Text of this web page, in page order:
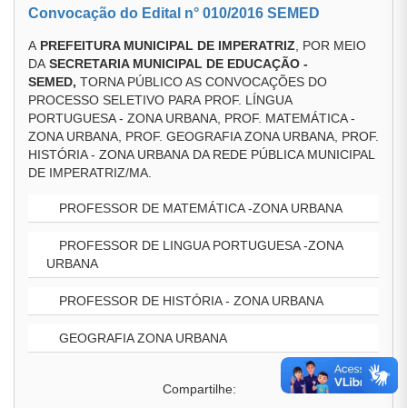
Convocação do Edital n° 010/2016 SEMED
A PREFEITURA MUNICIPAL DE IMPERATRIZ , POR MEIO
DA SECRETARIA MUNICIPAL DE EDUCAÇÃO -
SEMED, TORNA PÚBLICO AS CONVOCAÇÕES DO
PROCESSO SELETIVO PARA PROF. LÍNGUA
PORTUGUESA - ZONA URBANA, PROF. MATEMÁTICA -
ZONA URBANA, PROF. GEOGRAFIA ZONA URBANA, PROF.
HISTÓRIA - ZONA URBANA DA REDE PÚBLICA MUNICIPAL
DE IMPERATRIZ/MA.
PROFESSOR DE MATEMÁTICA -ZONA URBANA
PROFESSOR DE LINGUA PORTUGUESA -ZONA
URBANA
PROFESSOR DE HISTÓRIA - ZONA URBANA
GEOGRAFIA ZONA URBANA
Compartilhe: